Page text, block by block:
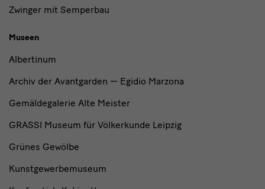
Zwinger mit Semperbau
Museen
Albertinum
Archiv der Avantgarden — Egidio Marzona
Gemäldegalerie Alte Meister
GRASSI Museum für Völkerkunde Leipzig
Grünes Gewölbe
Kunstgewerbemuseum